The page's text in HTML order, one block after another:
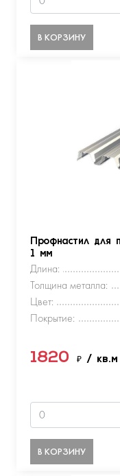
В КОРЗИНУ
Профнастил для
1 мм
Длина:
Толщина металла:
Цвет:
Покрытие:
1820 ₽ / кв.м
В КОРЗИНУ